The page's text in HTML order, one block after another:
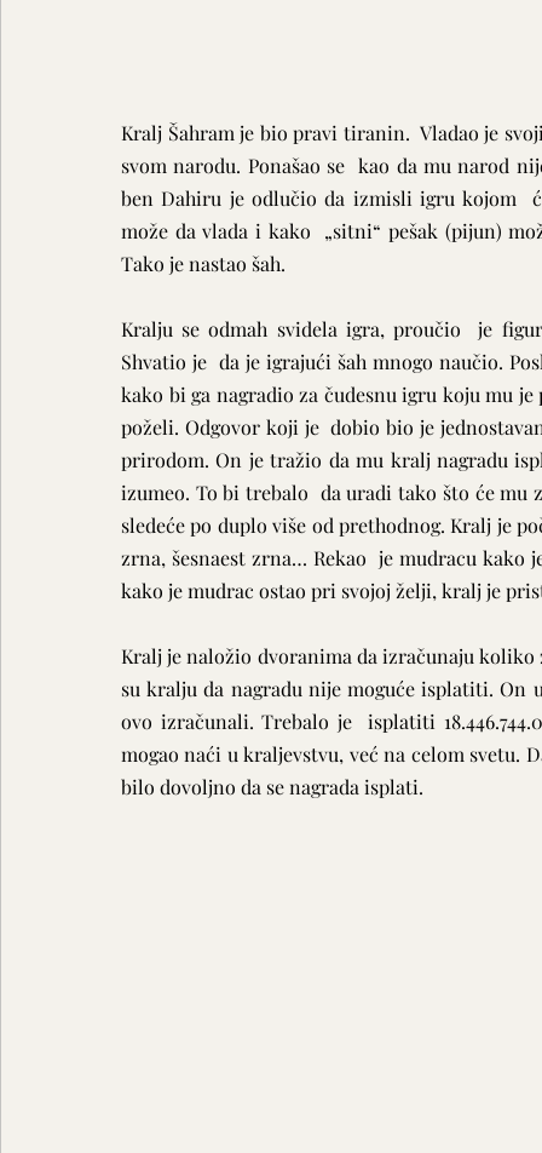
Kralj Šahram je bio pravi tiranin.  Vladao je
svom narodu. Ponašao se  kao da mu narod
ben Dahiru je odlučio da izmisli igru kojom
može da vlada i kako  „sitni“ pešak (pijun)
Tako je nastao šah.
Kralju se odmah svidela igra, proučio  je
Shvatio je  da je igrajući šah mnogo naučio.
kako bi ga nagradio za čudesnu igru koju mu
poželi. Odgovor koji je  dobio bio je
prirodom. On je tražio da mu kralj nagradu
izumeo. To bi trebalo  da uradi tako što će mu
sledeće po duplo više od prethodnog. Kralj je
zrna, šesnaest zrna… Rekao  je mudracu kako
kako je mudrac ostao pri svojoj želji, kralj je
Kralj je naložio dvoranima da izračunaju
su kralju da nagradu nije moguće isplatiti. On
ovo izračunali. Trebalo je  isplatiti
mogao naći u kraljevstvu, već na celom svetu.
bilo dovoljno da se nagrada isplati.